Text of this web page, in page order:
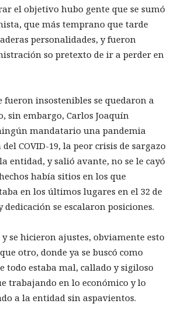
el objetivo hubo gente que se sumó
que más temprano que tarde
personalidades, y fueron
so pretexto de ir a perder en
fueron insostenibles se quedaron a
sin embargo, Carlos Joaquín
mandatario una pandemia
COVID-19, la peor crisis de sargazo
entidad, y salió avante, no se le cayó
había sitios en los que
en los últimos lugares en el 32 de
dedicación se escalaron posiciones.
y se hicieron ajustes, obviamente esto
otro, donde ya se buscó como
todo estaba mal, callado y sigiloso
trabajando en lo económico y lo
a la entidad sin aspavientos.